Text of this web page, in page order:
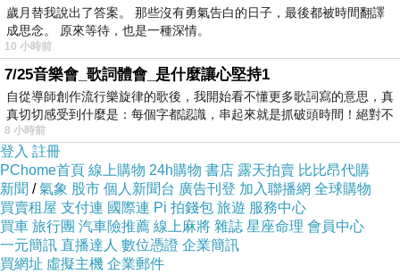
由於當年很認真的看了每一輪，而且當時就很喜歡他的演
奏，因此早上知道他拿下這一屆的金牌後有莫名的感動。
現在還是很懷念第十七屆的比賽，天份與努力之外，還充
滿各種不同性格與特色的演奏。接下來的兩屆雖然不乏厲
害的人物，但就是少了多樣性的趣味。
上一屆和這一屆的比賽，金牌得主都是鄧泰山的學生，下
一屆呢？我想劉舒涯應該會參加五年後的比賽，她今年也
是十六歲，和本屆的天瑤小妹妹同年，幾個月前我去聽了
她的獨奏會，十分驚訝她超齡的技巧和音樂性，這五年只
要她不懈怠，一定會是非常有競爭力的參賽者。
歲月替我說出了答案。 那些沒有勇氣告白的日子，最後都被時間翻譯
成思念。 原來等待，也是一種深情。
10 小時前
7/25音樂會_歌詞體會_是什麼讓心堅持1
自從導師創作流行樂旋律的歌後，我開始看不懂更多歌詞寫的意思，真
真切切感受到什麼是：每個字都認識，串起來就是抓破頭時間！絕對不
8 小時前
登入 註冊
PChome首頁 線上購物 24h購物 書店 露天拍賣 比比昂代購
新聞 /氣象 股市 個人新聞台 廣告刊登 加入聯播網 全球購物
買賣租屋 支付連 國際連 Pi 拍錢包 旅遊 服務中心
買車 旅行團 汽車險推薦 線上麻將 雜誌 星座命理 會員中心
一元簡訊 直播達人 數位憑證 企業簡訊
買網址 虛擬主機 企業郵件